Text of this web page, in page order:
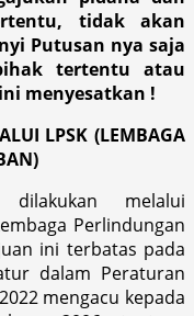
tidak akan
Putusan nya saja
tertentu atau
menyesatkan !
LPSK (LEMBAGA
melalui
Perlindungan
ini terbatas pada
dalam Peraturan
mengacu kepada